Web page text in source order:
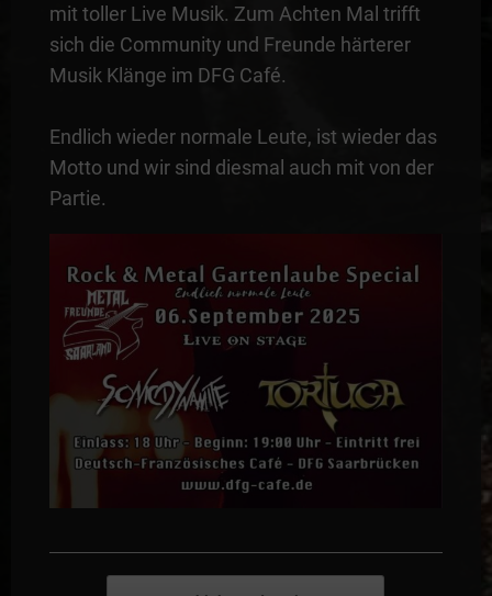
mit toller Live Musik. Zum Achten Mal trifft
sich die Community und Freunde härterer
Musik Klänge im DFG Café.
Endlich wieder normale Leute, ist wieder das
Motto und wir sind diesmal auch mit von der
Partie.